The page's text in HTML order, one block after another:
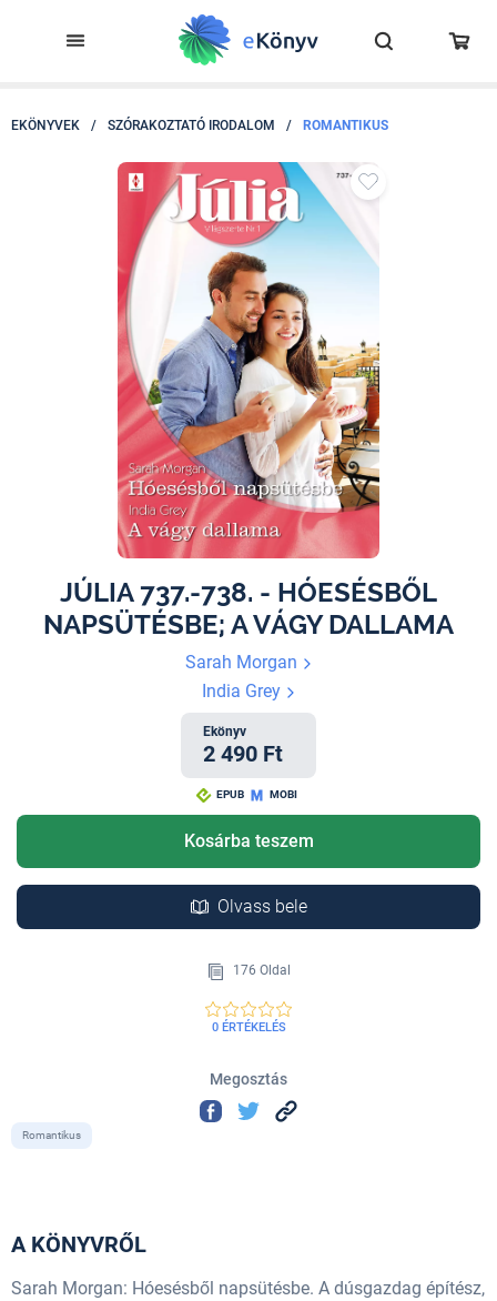
EKÖNYVEK / SZÓRAKOZTATÓ IRODALOM / ROMANTIKUS
JÚLIA 737.-738. - HÓESÉSBŐL
NAPSÜTÉSBE; A VÁGY DALLAMA
Sarah Morgan
India Grey
Ekönyv
2 490 Ft
EPUB MOBI
Kosárba teszem
Olvass bele
176 Oldal
0 ÉRTÉKELÉS
Megosztás
Romantikus
A KÖNYVRŐL
Sarah Morgan: Hóesésből napsütésbe. A dúsgazdag építész,